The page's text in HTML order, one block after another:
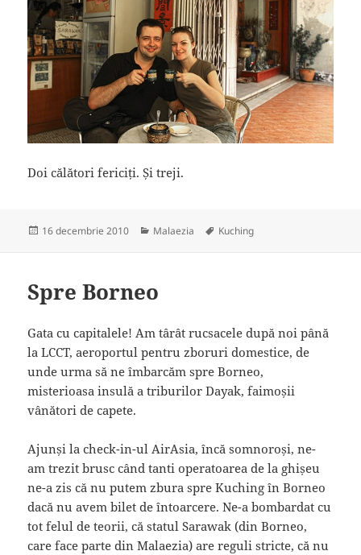
Doi călători fericiți. Și treji.
Publicat
16 decembrie 2010 Categorii
Malaezia Etichete
Kuching
Spre Borneo
Gata cu capitalele! Am târât rucsacele după noi până
la LCCT, aeroportul pentru zboruri domestice, de
unde urma să ne îmbarcăm spre Borneo,
misterioasa insulă a triburilor Dayak, faimoșii
vânători de capete.
Ajunși la check-in-ul AirAsia, încă somnoroși, ne-
am trezit brusc când tanti operatoarea de la ghișeu
ne-a zis că nu putem zbura spre Kuching în Borneo
dacă nu avem bilet de întoarcere. Ne-a bombardat cu
tot felul de teorii, că statul Sarawak (din Borneo,
care face parte din Malaezia) are reguli stricte, că nu